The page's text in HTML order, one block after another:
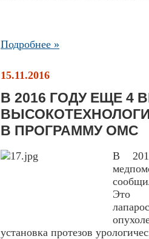
Подробнее »
15.11.2016
В 2016 ГОДУ ЕЩЕ 4
В ПРОГРАММУ ОМС
В
Это
установка протезов